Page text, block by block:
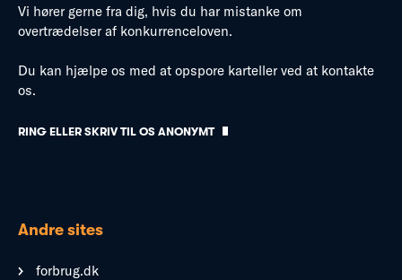
Vi hører gerne fra dig, hvis du har mistanke om
overtrædelser af konkurrenceloven.
Du kan hjælpe os med at opspore karteller ved at kontakte
os.
RING ELLER SKRIV TIL OS ANONYMT
Andre sites
forbrug.dk